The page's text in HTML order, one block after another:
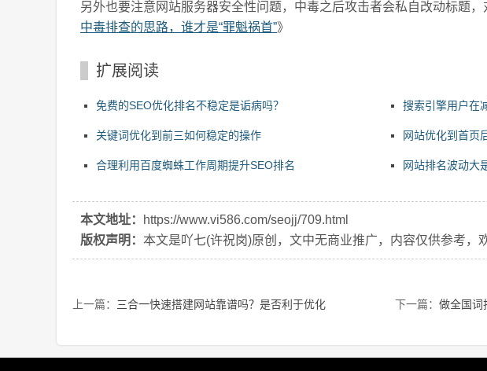
另外也要注意网站服务器安全性问题，中毒之后攻击者会私自改动标题
中毒排查的思路，谁才是“罪魁祸首”》
扩展阅读
免费的SEO优化排名不稳定是诟病吗？ 搜索引擎用户在
关键词优化到前三如何稳定的操作 网站优化到首页
合理利用百度蜘蛛工作周期提升SEO排名 网站排名波动大
本文地址：
https://www.vi586.com/seojj/709.html
版权声明： 本文是吖七(许祝岗)原创，文中无商业推广，内容仅供参考，
上一篇： 三合一快速搭建网站靠谱吗？是否利于优化 下一篇： 做全国词